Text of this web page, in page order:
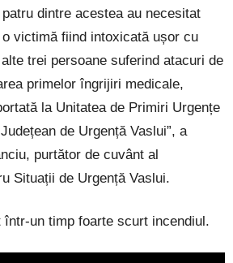
dintre acestea au necesitat
victimă fiind intoxicată ușor cu
trei persoane suferind atacuri de
primelor îngrijiri medicale,
la Unitatea de Primiri Urgențe
de Urgență Vaslui”, a
purtător de cuvânt al
Situații de Urgență Vaslui.
într-un timp foarte scurt incendiul.